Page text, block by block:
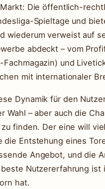
Die öffentlich-
Spieltage und
wiederum verweist auf
abdeckt – vom
Fachmagazin) und
mit internationaler
Dynamik für den
Wahl – aber auch die
finden. Der eine will
die Entstehung eines
Angebot, und die
beste Nutzererfahrung ist
hat.